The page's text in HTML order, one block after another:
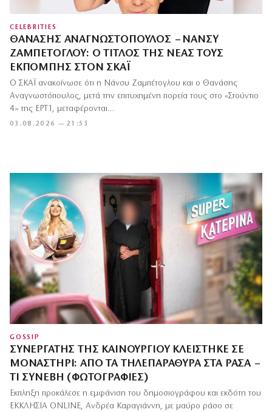
CELEBRITIES
ΘΑΝΆΣΗΣ ΑΝΑΓΝΩΣΤΌΠΟΥΛΟΣ – ΝΆΝΣΥ
ΖΑΜΠΈΤΟΓΛΟΥ: Ο ΤΊΤΛΟΣ ΤΗΣ ΝΈΑΣ ΤΟΥΣ
ΕΚΠΟΜΠΉΣ ΣΤΟΝ ΣΚΑΪ
03.08.2026 — 21:53
Ο ΣΚΑΪ ανακοίνωσε ότι η Νάνσυ Ζαμπέτογλου και ο Θανάσης
Αναγνωστόπουλος, μετά την επιτυχημένη πορεία τους στο «Στούντιο
4» της ΕΡΤ1, μεταφέρονται…
GOSSIP
ΣΥΝΕΡΓΆΤΗΣ ΤΗΣ ΚΑΙΝΟΎΡΓΙΟΥ ΚΛΕΊΣΤΗΚΕ ΣΕ
ΜΟΝΑΣΤΉΡΙ: ΑΠΌ ΤΑ ΤΗΛΕΠΑΡΆΘΥΡΑ ΣΤΑ ΡΆΣΑ –
ΤΙ ΣΥΝΈΒΗ (ΦΩΤΟΓΡΑΦΊΕΣ)
Έκπληξη προκάλεσε η εμφάνιση του δημοσιογράφου και εκδότη του
ΕΚΚΛΗΣΙΑ ONLINE, Ανδρέα Καραγιάννη, με μαύρο ράσο σε